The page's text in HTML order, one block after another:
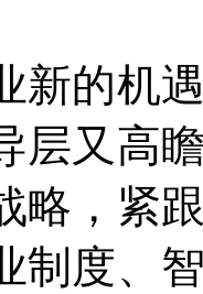
新的机
层又高
略，紧
制度、